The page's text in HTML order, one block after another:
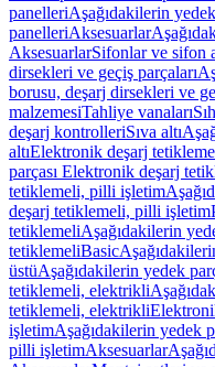
panelleriAşağıdakilerin
panelleriAksesuarlar
AksesuarlarSifonlar ve sifon
dirsekleri ve geçiş parçaları
borusu, deşarj dirsekleri ve
malzemesiTahliye vanaları
deşarj kontrolleriSıva altı
altıElektronik deşarj
parçası Elektronik deşarj
tetiklemeli, pilli işletim
deşarj tetiklemeli, pilli işletim
tetiklemeliAşağıdakilerin
tetiklemeliBasic
üstüAşağıdakilerin yedek
tetiklemeli, elektrikli
tetiklemeli, elektrikli
işletimAşağıdakilerin yedek
pilli işletimAksesuarlar